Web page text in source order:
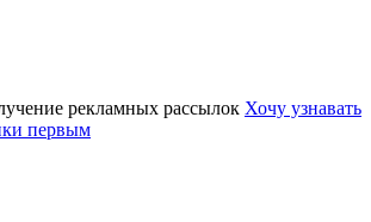
рекламных рассылок Хочу узнавать
первым